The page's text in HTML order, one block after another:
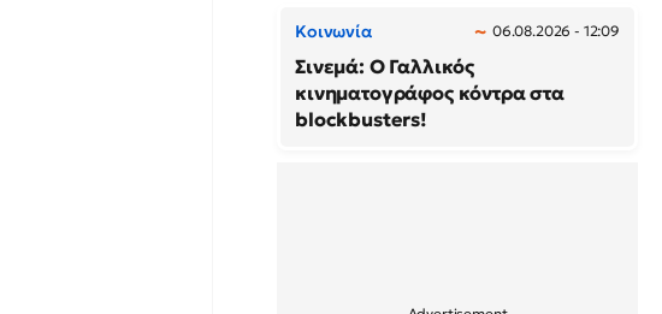
Κοινωνία 06.08.2026 - 12:09
Σινεμά: Ο Γαλλικός
κινηματογράφος κόντρα στα
blockbusters!